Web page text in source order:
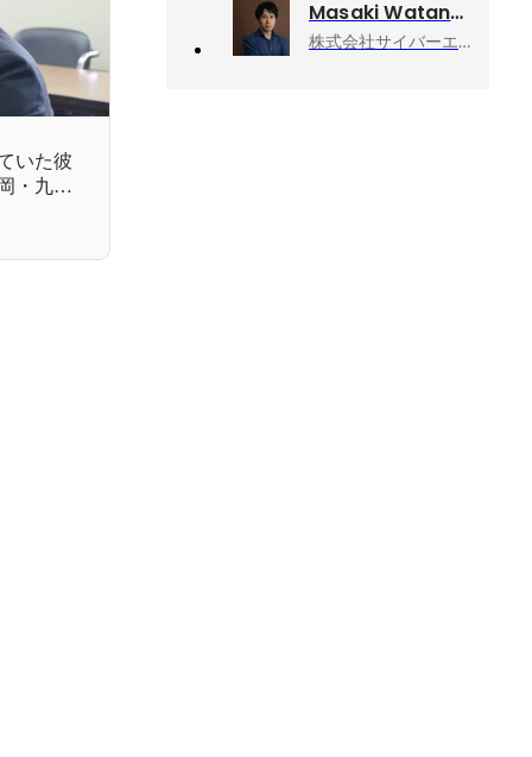
いた彼
・九州
Masaki Watanabe
株式会社サイバーエージェント, 新R25編集長